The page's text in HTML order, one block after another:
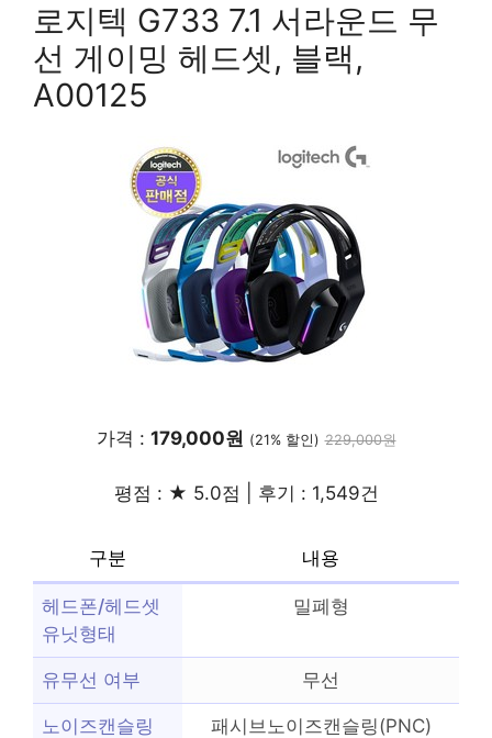
로지텍 G733 7.1 서라운드 무
선 게이밍 헤드셋, 블랙,
A00125
가격 : 179,000원 (21% 할인) 229,000원
평점 : ★ 5.0점 | 후기 : 1,549건
구분 내용
헤드폰/헤드셋
유닛형태
밀폐형
유무선 여부 무선
노이즈캔슬링
패시브노이즈캔슬링(PNC)